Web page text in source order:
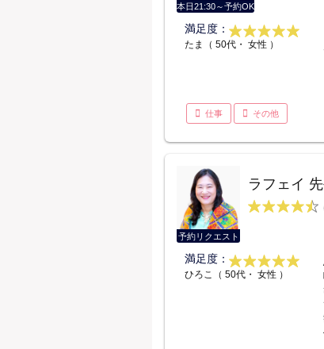
本日21:30～予約OK
満足度：
たま（ 50代・ 女性 ）
仕事 その他
予約リクエスト
ラフェイ
満足度：
ひろこ（ 50代・ 女性 ）